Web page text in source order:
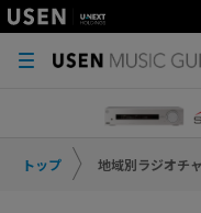
トップ 地域別ラジオチ